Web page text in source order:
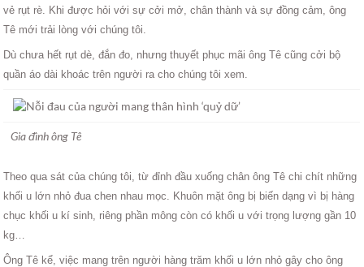
vẻ rụt rè. Khi được hỏi với sự cởi mở, chân thành và sự đồng cảm, ông
Tê mới trải lòng với chúng tôi.
Dù chưa hết rụt dè, đắn đo, nhưng thuyết phục mãi ông Tê cũng cởi bộ
quần áo dài khoác trên người ra cho chúng tôi xem.
Gia đình ông Tê
Theo qua sát của chúng tôi, từ đỉnh đầu xuống chân ông Tê chi chít những
khối u lớn nhỏ đua chen nhau mọc. Khuôn mặt ông bị biến dạng vì bị hàng
chục khối u kí sinh, riêng phần mông còn có khối u với trọng lượng gần 10
kg…
Ông Tê kể, việc mang trên người hàng trăm khối u lớn nhỏ gây cho ông